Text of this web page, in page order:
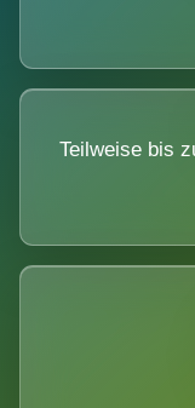
Teilweise bis